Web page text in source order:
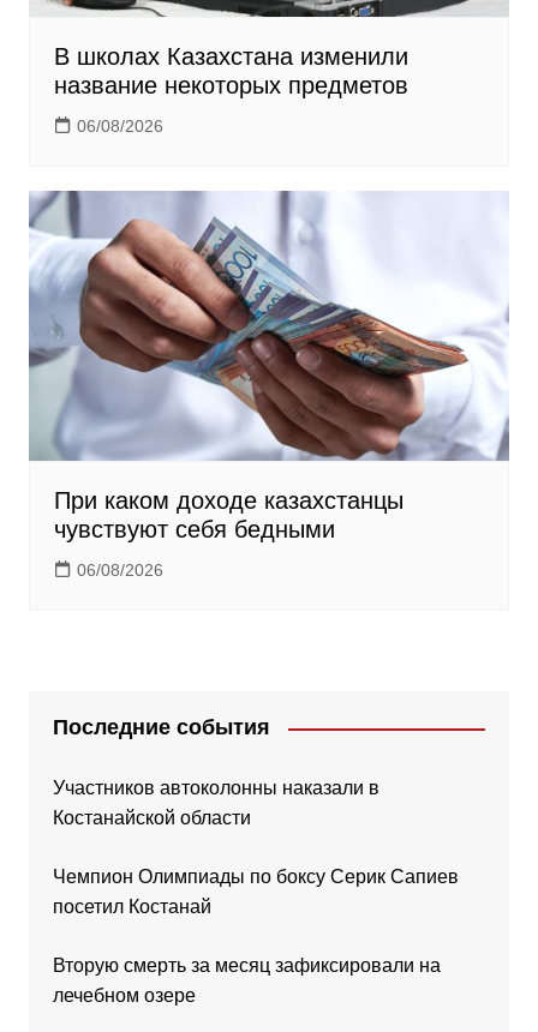
В школах Казахстана изменили
название некоторых предметов
06/08/2026
При каком доходе казахстанцы
чувствуют себя бедными
06/08/2026
Последние события
Участников автоколонны наказали в
Костанайской области
Чемпион Олимпиады по боксу Серик Сапиев
посетил Костанай
Вторую смерть за месяц зафиксировали на
лечебном озере